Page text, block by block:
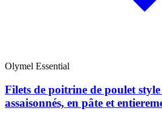
Olymel Essential
Filets de poitrine de poulet
assaisonnés, en pâte et